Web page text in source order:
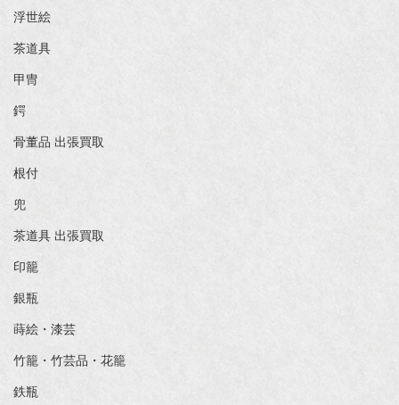
浮世絵
茶道具
甲冑
鍔
骨董品 出張買取
根付
兜
茶道具 出張買取
印籠
銀瓶
蒔絵・漆芸
竹籠・竹芸品・花籠
鉄瓶